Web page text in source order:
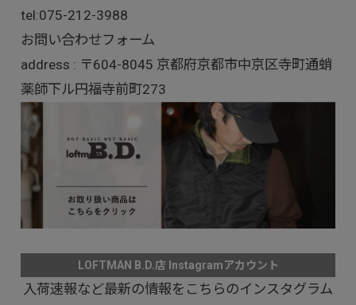
tel:075-212-3988
お問い合わせフォーム
address : 〒604-8045 京都府京都市中京区寺町通蛸
薬師下ル円福寺前町273
LOFTMAN B.D.店 Instagramアカウント
入荷速報など最新の情報をこちらのインスタグラム